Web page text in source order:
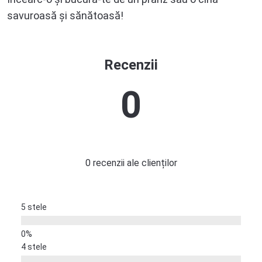
savuroasă și sănătoasă!
Recenzii
0
0 recenzii ale clienților
5 stele
4 stele